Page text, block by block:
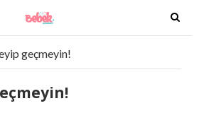
T
o
g
geçmeyin!